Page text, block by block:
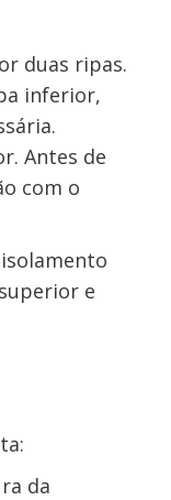
duas ripas.
inferior,
Antes de
com o
e
da